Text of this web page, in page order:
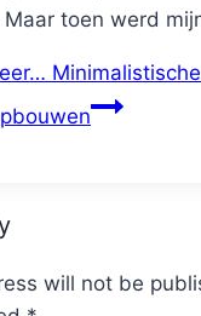
Maar toen werd
will not be